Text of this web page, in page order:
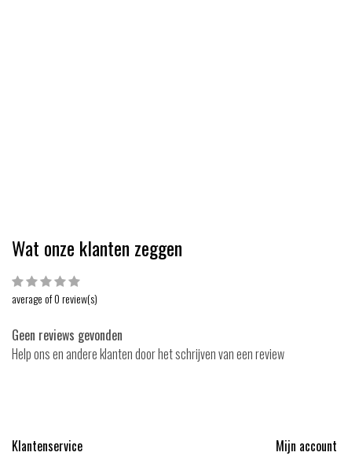
Wat onze klanten zeggen
average of 0 review(s)
Geen reviews gevonden
Help ons en andere klanten door het schrijven van een review
Klantenservice Mijn account